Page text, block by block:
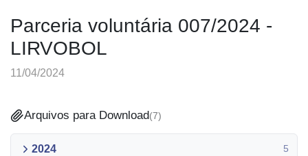
Parceria voluntária 007/2024 -
LIRVOBOL
11/04/2024
Arquivos para Download(7)
2024 5